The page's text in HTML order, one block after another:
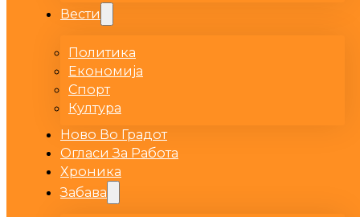
Вести
Политика
Економија
Спорт
Култура
Ново Во Градот
Огласи За Работа
Хроника
Забава